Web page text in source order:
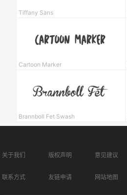
Tiffany Sans
Cartoon Marker
Brannboll Fet Swash
关于我们 版权声明 意见建议
联系方式 友链申请 网站地图